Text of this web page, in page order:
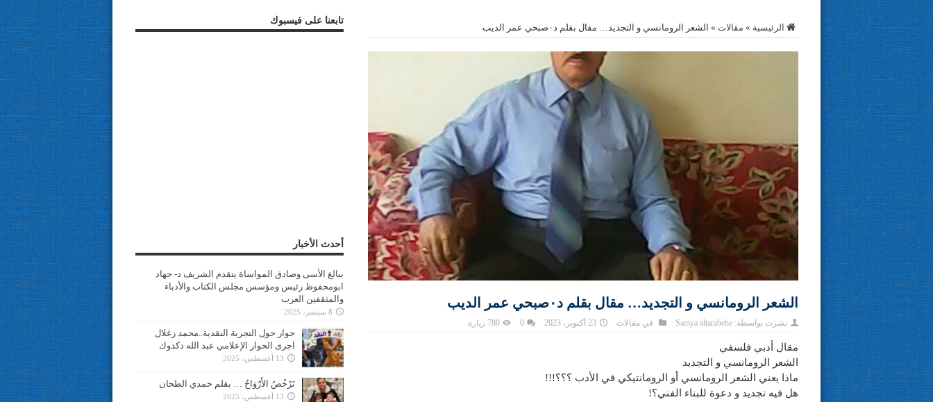
الرئيسية » مقالات » الشعر الرومانسي و التجديد… مقال بقلم د٠صبحي عمر الديب
الشعر الرومانسي و التجديد… مقال بقلم د٠صبحي عمر الديب
نشرت بواسطة:Samya altarabehe فيمقالات 23 أكتوبر، 2023 0 780 زيارة
مقال أدبي فلسفي
الشعر الرومانسي و التجديد
ماذا يعني الشعر الرومانسي أو الرومانتيكي في الأدب ؟؟؟!!!
هل فيه تجديد و دعوة للبناء الفني؟!
تابعنا على فيسبوك
أحدث الأخبار
ببالغ الأسى وصادق المواساة يتقدم الشريف د- جهاد
ابومحفوظ رئيس ومؤسس مجلس الكتاب والأدباء
والمثقفين العرب
8 سبتمبر، 2025
حوار حول التجربة النقدية..محمد زغلال
اجرى الحوار الإعلامي عبد الله دكدوك
13 أغسطس، 2025
تَرْخُصُ الأَرْوَاحُ … بقلم حمدي الطحان
13 أغسطس، 2025